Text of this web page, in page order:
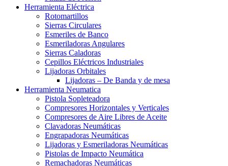
Herramienta Eléctrica
Rotomartillos
Sierras Circulares
Esmeriles de Banco
Esmeriladoras Angulares
Sierras Caladoras
Cepillos Eléctricos Industriales
Lijadoras Orbitales
Lijadoras – De Banda y de mesa
Herramienta Neumatica
Pistola Sopleteadora
Compresores Horizontales y Verticales
Compresores de Aire Libres de Aceite
Clavadoras Neumáticas
Engrapadoras Neumáticas
Lijadoras y Esmeriladoras Neumáticas
Pistolas de Impacto Neumática
Remachadoras Neumáticas